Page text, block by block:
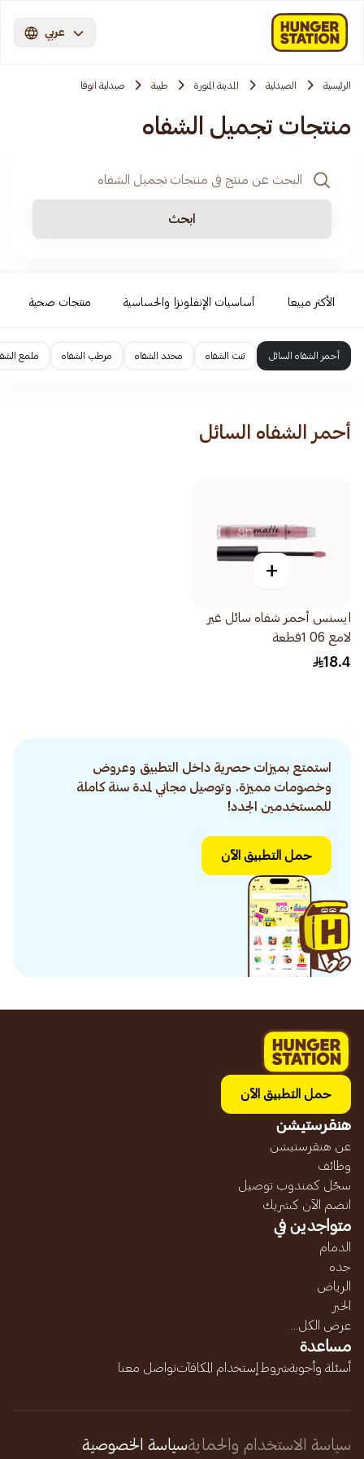
عربي
الرئيسية الصيدلية المدينة المنورة طيبة صيدلية انوفا
منتجات تجميل الشفاه
ابحث
الأكثر مبيعا أساسيات الإنفلونزا والحساسية منتجات صحية
أحمر الشفاه السائل تنت الشفاه محدد الشفاه مرطب الشفاه ملمع
أحمر الشفاه السائل
+
ايسنس أحمر شفاه سائل غير
لامع 06 1قطعة
18.4
استمتع بميزات حصرية داخل التطبيق وعروض
وخصومات مميزة. وتوصيل مجاني لمدة سنة كاملة
للمستخدمين الجدد!
حمل التطبيق الآن
حمل التطبيق الآن
هنقرستيشن
عن هنقرستيشن
وظائف
سجّل كمندوب توصيل
انضم الآن كشريك
متواجدين في
الدمام
جده
الرياض
الخبر
عرض الكل...
مساعدة
أسئلة وأجوبةشروط إستخدام المكافآتتواصل معنا
سياسة الاستخدام والحمايةسياسة الخصوصية